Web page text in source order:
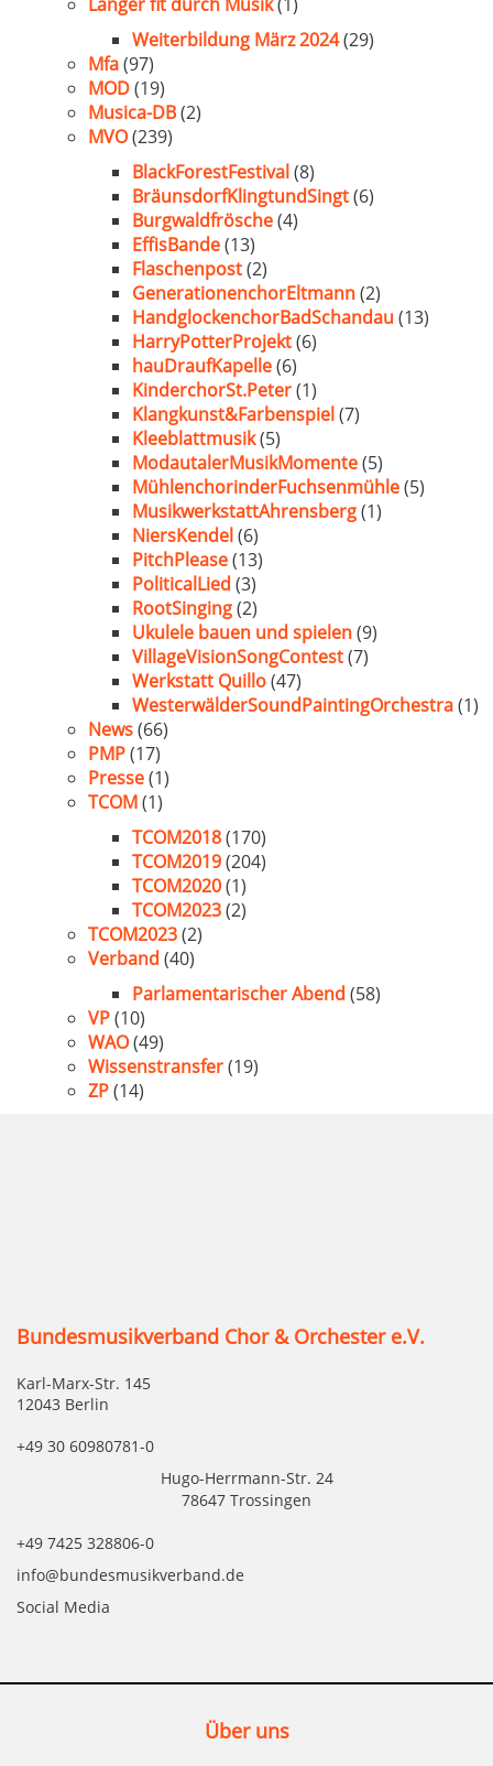
Weiterbildung März 2024(29)
Mfa(97)
MOD(19)
Musica-DB(2)
MVO(239)
BlackForestFestival(8)
BräunsdorfKlingtundSingt(6)
Burgwaldfrösche(4)
EffisBande(13)
Flaschenpost(2)
GenerationenchorEltmann(2)
HandglockenchorBadSchandau(13)
HarryPotterProjekt(6)
hauDraufKapelle(6)
KinderchorSt.Peter(1)
Klangkunst&Farbenspiel(7)
Kleeblattmusik(5)
ModautalerMusikMomente(5)
MühlenchorinderFuchsenmühle(5)
MusikwerkstattAhrensberg(1)
NiersKendel(6)
PitchPlease(13)
PoliticalLied (3)
RootSinging(2)
Ukulele bauen und spielen(9)
VillageVisionSongContest(7)
Werkstatt Quillo(47)
WesterwälderSoundPaintingOrchestra(1)
News(66)
PMP(17)
Presse(1)
TCOM(1)
TCOM2018(170)
TCOM2019(204)
TCOM2020(1)
TCOM2023(2)
TCOM2023(2)
Verband (40)
Parlamentarischer Abend (58)
VP(10)
WAO(49)
Wissenstransfer(19)
ZP(14)
Bundesmusikverband Chor & Orchester e.V.
Karl-Marx-Str. 145
12043 Berlin
+49 30 60980781-0
Hugo-Herrmann-Str. 24
78647 Trossingen
+49 7425 328806-0
info@bundesmusikverband.de
Social Media
Über uns